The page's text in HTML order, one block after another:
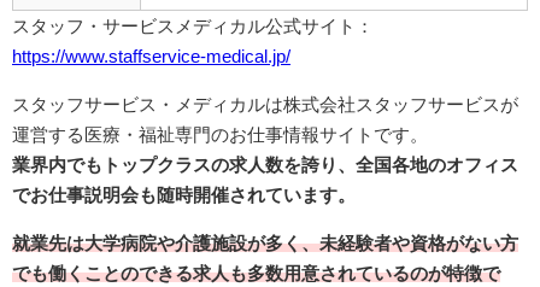
スタッフ・サービスメディカル公式サイト：
https://www.staffservice-medical.jp/
スタッフサービス・メディカルは株式会社スタッフサービスが
運営する医療・福祉専門のお仕事情報サイトです。
業界内でもトップクラスの求人数を誇り、全国各地のオフィス
でお仕事説明会も随時開催されています。
就業先は大学病院や介護施設が多く、未経験者や資格がない方
でも働くことのできる求人も多数用意されているのが特徴で